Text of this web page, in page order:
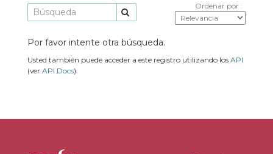
Ordenar por
Por favor intente otra búsqueda.
Usted también puede acceder a este registro utilizando los API
(ver API Docs).